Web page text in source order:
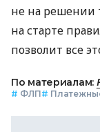
не на решении
на старте
позволит все
По материалам:
# ФЛП#